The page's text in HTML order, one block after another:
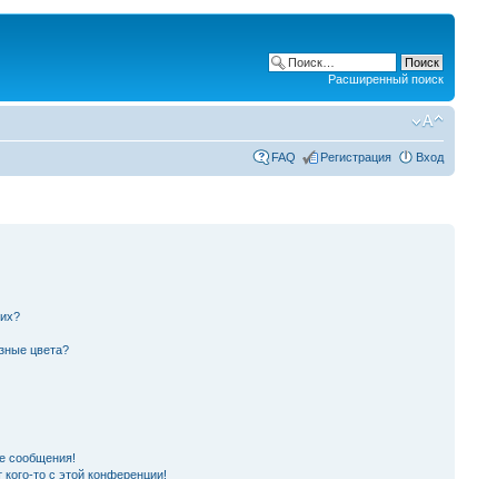
Расширенный поиск
FAQ Регистрация Вход
цвета?
сообщения!
то с этой конференции!